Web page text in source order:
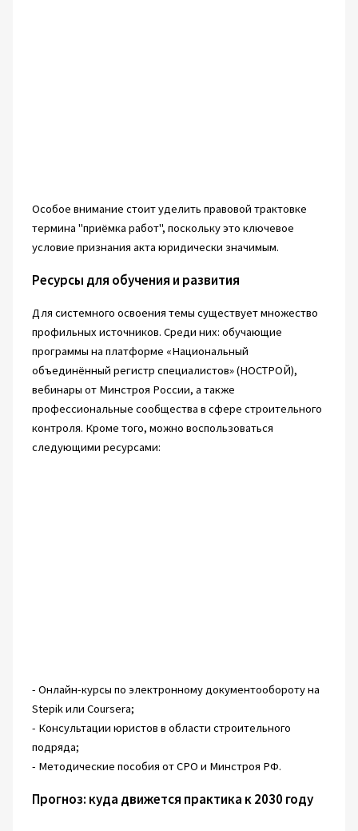
Особое внимание стоит уделить правовой трактовке
термина "приёмка работ", поскольку это ключевое
условие признания акта юридически значимым.
Ресурсы для обучения и развития
Для системного освоения темы существует множество
профильных источников. Среди них: обучающие
программы на платформе «Национальный
объединённый регистр специалистов» (НОСТРОЙ),
вебинары от Минстроя России, а также
профессиональные сообщества в сфере строительного
контроля. Кроме того, можно воспользоваться
следующими ресурсами:
- Онлайн-курсы по электронному документообороту на
Stepik или Coursera;
- Консультации юристов в области строительного
подряда;
- Методические пособия от СРО и Минстроя РФ.
Прогноз: куда движется практика к 2030 году